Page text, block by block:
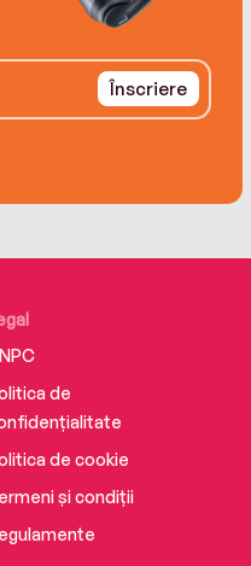
blood—where the
brave enough to
Înscriere
de
de cookie
și condiții